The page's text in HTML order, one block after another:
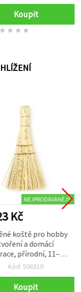
Koupit
NEJPRODÁVANĚJŠÍ
Kč
koště pro hobby
a domácí
přírodní, 11–12
cm – 2 ks
Kód: 506310
Koupit